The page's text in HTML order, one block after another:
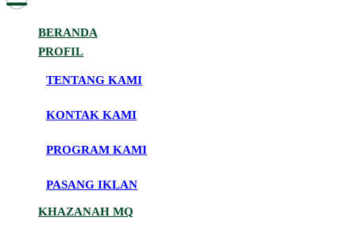
102.7 MQFM Bandung – Inspirasi
Keluarga Indonesia
BERANDA
PROFIL
TENTANG KAMI
KONTAK KAMI
PROGRAM KAMI
PASANG IKLAN
KHAZANAH MQ